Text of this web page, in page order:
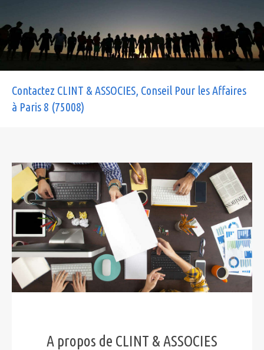
Contactez CLINT & ASSOCIES, Conseil Pour les Affaires
à Paris 8 (75008)
A propos de CLINT & ASSOCIES